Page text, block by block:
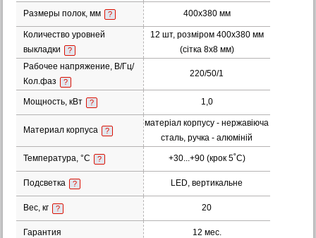
Размеры полок, мм ? 400х380 мм
Количество уровней
выкладки
?
12 шт, розміром 400х380 мм
(сітка 8х8 мм)
Рабочее напряжение, В/Гц/
Кол.фаз
?
220/50/1
Мощность, кВт ? 1,0
Материал корпуса ?
матеріал корпусу - нержавіюча
сталь, ручка - алюміній
Температура, °С ? +30...+90 (крок 5˚С)
Подсветка ? LED, вертикальне
Вес, кг ? 20
Гарантия 12 мес.